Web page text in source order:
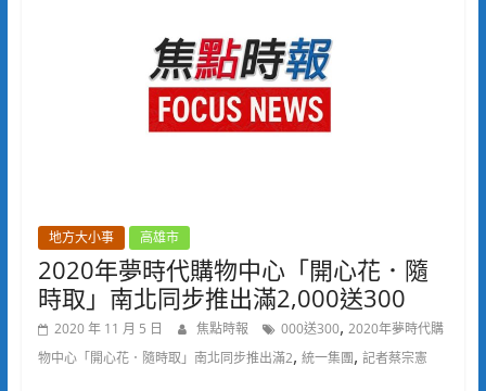
地方大小事 高雄市
2020年夢時代購物中心「開心花．隨
時取」南北同步推出滿2,000送300
2020 年 11 月 5 日 焦點時報 000送300, 2020年夢時代購
物中心「開心花．隨時取」南北同步推出滿2, 統一集團, 記者蔡宗憲